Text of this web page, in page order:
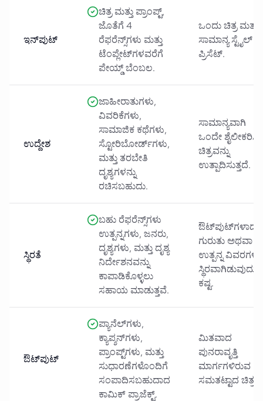
ಇನ್‌ಪುಟ್
ಚಿತ್ರ ಮತ್ತು ಪ್ರಾಂಪ್ಟ್,
ಜೊತೆಗೆ 4
ರೆಫರೆನ್ಸ್‌ಗಳು ಮತ್ತು
ಟೆಂಪ್ಲೇಟ್‌ಗಳವರೆಗೆ
ಪೇಯ್ಡ್ ಬೆಂಬಲ.
ಒಂದು ಚಿತ್ರ ಮತ್ತು
ಸಾಮಾನ್ಯ ಸ್ಟೈಲ್
ಪ್ರಿಸೆಟ್.
ಉದ್ದೇಶ
ಜಾಹೀರಾತುಗಳು,
ವಿವರಿಕೆಗಳು,
ಸಾಮಾಜಿಕ ಕಥೆಗಳು,
ಸ್ಟೋರಿಬೋರ್ಡ್‌ಗಳು,
ಮತ್ತು ತರಬೇತಿ
ದೃಶ್ಯಗಳನ್ನು
ರಚಿಸಬಹುದು.
ಸಾಮಾನ್ಯವಾಗಿ
ಒಂದೇ
ಚಿತ್ರವನ್ನು
ಉತ್ಪಾದಿಸುತ್ತದೆ.
ಸ್ಥಿರತೆ
ಬಹು ರೆಫರೆನ್ಸ್‌ಗಳು
ಉತ್ಪನ್ನಗಳು, ಜನರು,
ದೃಶ್ಯಗಳು, ಮತ್ತು ದೃಶ್ಯ
ನಿರ್ದೇಶನವನ್ನು
ಕಾಪಾಡಿಕೊಳ್ಳಲು
ಸಹಾಯ ಮಾಡುತ್ತವೆ.
ಗುರುತು ಅಥವಾ
ಉತ್ಪನ್ನ
ಸ್ಥಿರವಾಗಿಡುವುದು
ಕಷ್ಟ.
ಔಟ್‌ಪುಟ್
ಪ್ಯಾನೆಲ್‌ಗಳು,
ಕ್ಯಾಪ್ಶನ್‌ಗಳು,
ಪ್ರಾಂಪ್ಟ್‌ಗಳು, ಮತ್ತು
ಸುಧಾರಣೆಗಳೊಂದಿಗೆ
ಸಂಪಾದಿಸಬಹುದಾದ
ಕಾಮಿಕ್ ಪ್ರಾಜೆಕ್ಟ್.
ಮಿತವಾದ
ಪುನರಾವೃತ್ತಿ
ಮಾರ್ಗಗಳಿರುವ
ಸಮತಟ್ಟಾದ ಚಿತ್ರ.